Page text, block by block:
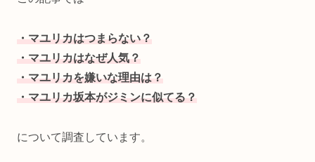
・マユリカはつまらない？
・マユリカはなぜ人気？
・マユリカを嫌いな理由は？
・マユリカ坂本がジミンに似てる？
について調査しています。